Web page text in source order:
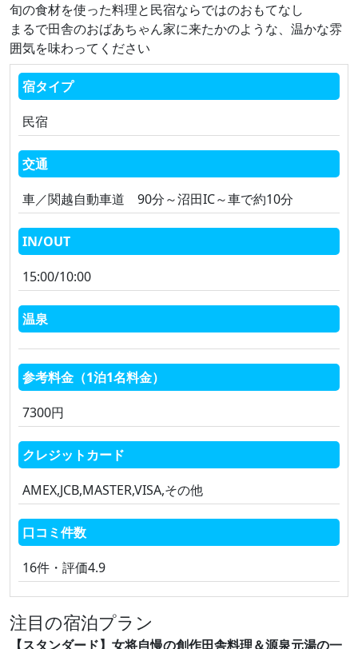
旬の食材を使った料理と民宿ならではのおもてなし
まるで田舎のおばあちゃん家に来たかのような、温かな雰
囲気を味わってください
宿タイプ
民宿
交通
車／関越自動車道 90分～沼田IC～車で約10分
IN/OUT
15:00/10:00
温泉
参考料金（1泊1名料金）
7300円
クレジットカード
AMEX,JCB,MASTER,VISA,その他
口コミ件数
16件・評価4.9
注目の宿泊プラン
【スタンダード】女将自慢の創作田舎料理＆源泉元湯の一